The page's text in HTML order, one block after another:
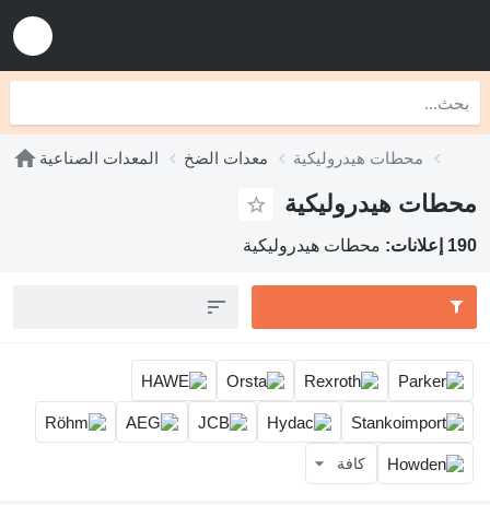
المعدات الصناعية معدات الضخ محطات هيدروليكية
هيدروليكية
محطات هيدروليكية
كافة